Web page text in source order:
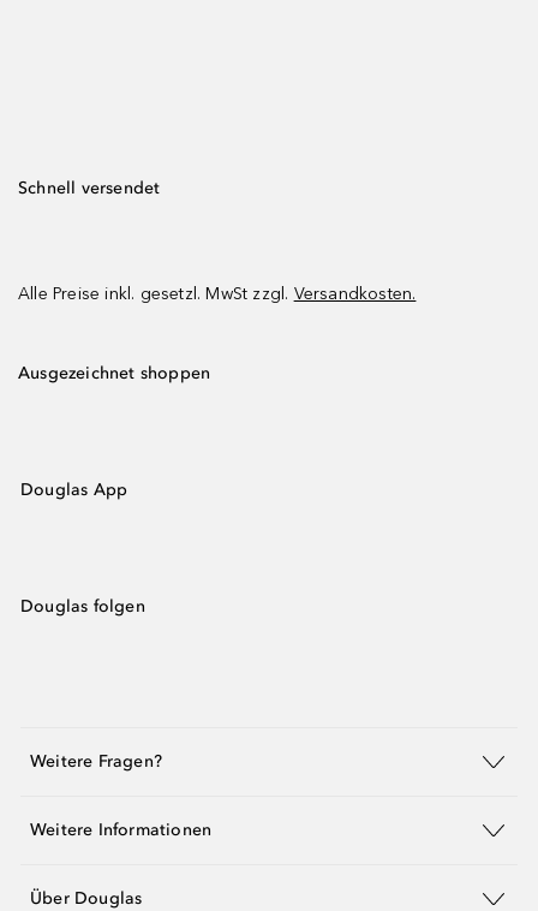
Schnell versendet
Alle Preise inkl. gesetzl. MwSt zzgl. Versandkosten.
Ausgezeichnet shoppen
Douglas App
Douglas folgen
Weitere Fragen?
Weitere Informationen
Über Douglas